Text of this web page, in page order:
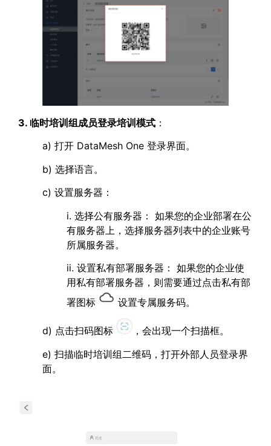
3. 临时培训组成员登录培训模式 ：
a) 打开 DataMesh One 登录界面。
b) 选择语言。
c) 设置服务器：
i. 选择公有服务器： 如果您的企业部署在公
有服务器上，选择服务器列表中的企业账号
所属服务器。
ii. 设置私有部署服务器： 如果您的企业使
用私有部署服务器，则需要通过点击私有部
署图标
设置专属服务码。
d) 点击扫码图标
，会出现一个扫描框。
e) 扫描临时培训组二维码，打开外部人员登录界
面。